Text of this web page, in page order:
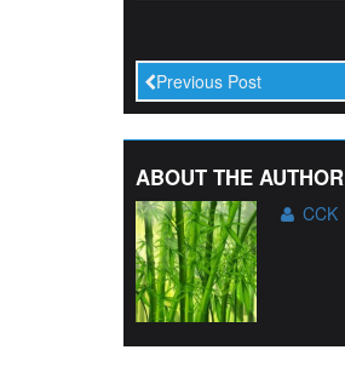
Previous Post
ABOUT THE AUTHOR
CCK